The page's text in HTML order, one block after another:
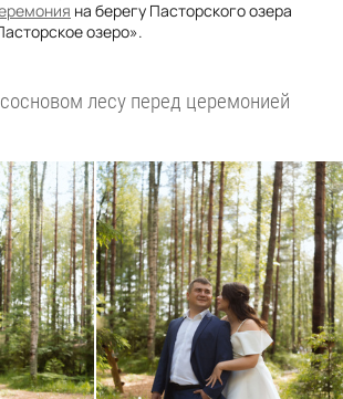
на берегу Пасторского озера
озеро».
лесу перед церемонией